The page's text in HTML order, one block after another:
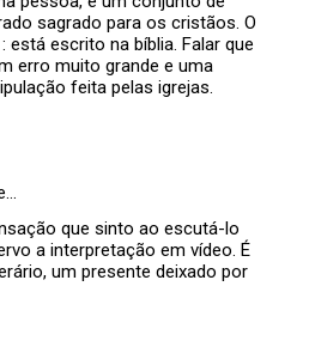
sagrado para os cristãos. O
está escrito na bíblia. Falar que
erro muito grande e uma
feita pelas igrejas.
que sinto ao escutá-lo
a interpretação em vídeo. É
um presente deixado por